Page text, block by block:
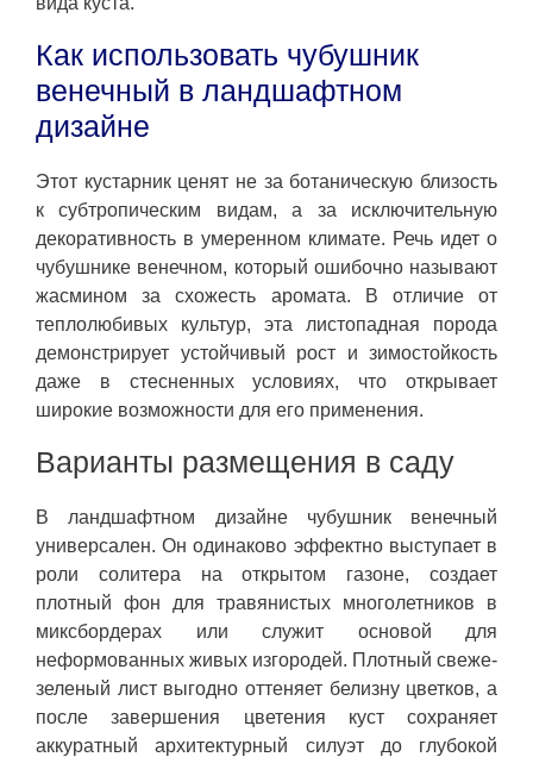
Как использовать чубушник
венечный в ландшафтном
дизайне
Этот кустарник ценят не за ботаническую близость
к субтропическим видам, а за исключительную
декоративность в умеренном климате. Речь идет о
чубушнике венечном, который ошибочно называют
жасмином за схожесть аромата. В отличие от
теплолюбивых культур, эта листопадная порода
демонстрирует устойчивый рост и зимостойкость
даже в стесненных условиях, что открывает
широкие возможности для его применения.
Варианты размещения в саду
В ландшафтном дизайне чубушник венечный
универсален. Он одинаково эффектно выступает в
роли солитера на открытом газоне, создает
плотный фон для травянистых многолетников в
миксбордерах или служит основой для
неформованных живых изгородей. Плотный свеже-
зеленый лист выгодно оттеняет белизну цветков, а
после завершения цветения куст сохраняет
аккуратный архитектурный силуэт до глубокой